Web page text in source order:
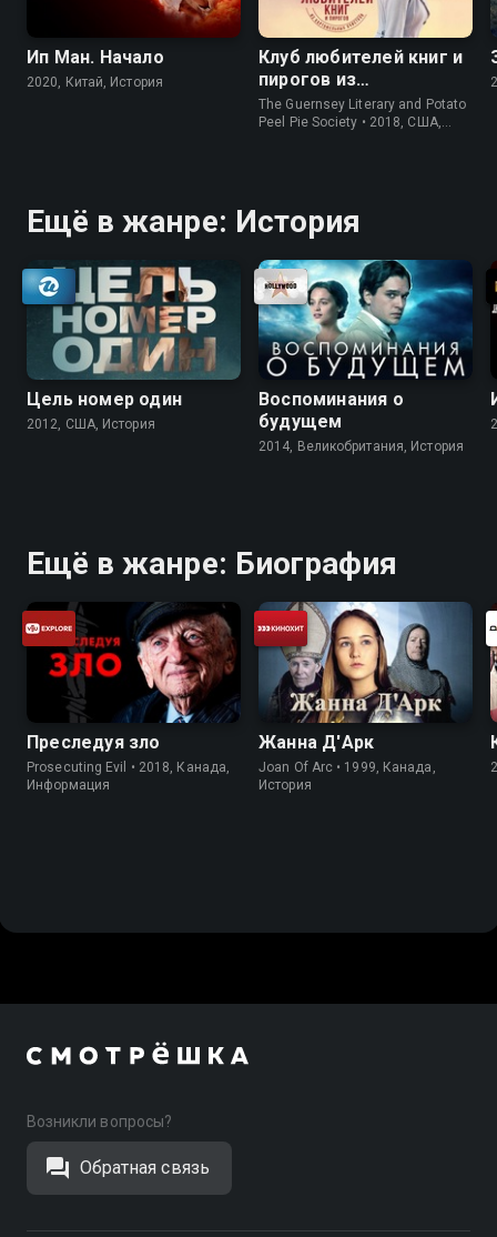
Ип Ман. Начало
2020, Китай, История
Клуб любителей книг и
пирогов из
картофельных
очистков
The Guernsey Literary and Potato
Peel Pie Society • 2018, США,
Ещё в жанре: История
Цель номер один
2012, США, История
Воспоминания о
будущем
2014, Великобритания, История
Ещё в жанре: Биография
Преследуя зло
Prosecuting Evil • 2018, Канада,
Информация
Жанна Д'Арк
Joan Of Arc • 1999, Канада,
История
Возникли вопросы?
Обратная связь